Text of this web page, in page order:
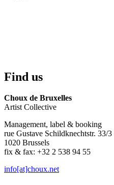
Find us
Choux de Bruxelles
Artist Collective
Management, label & booking
rue Gustave Schildknechtstr. 33/3
1020 Brussels
fix & fax: +32 2 538 94 55
info[at]choux.net